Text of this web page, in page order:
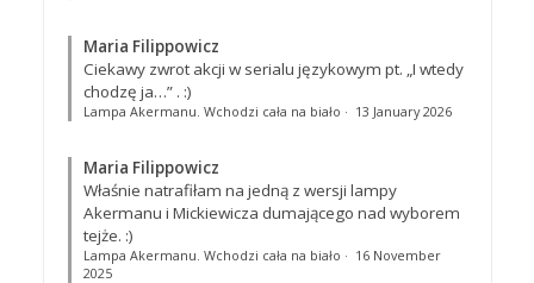
Maria Filippowicz
Ciekawy zwrot akcji w serialu językowym pt. „I wtedy
chodzę ja…”. :)
Lampa Akermanu. Wchodzi cała na biało · 13 January 2026
Maria Filippowicz
Właśnie natrafiłam na jedną z wersji lampy
Akermanu i Mickiewicza dumającego nad wyborem
tejże. :)
Lampa Akermanu. Wchodzi cała na biało · 16 November
2025